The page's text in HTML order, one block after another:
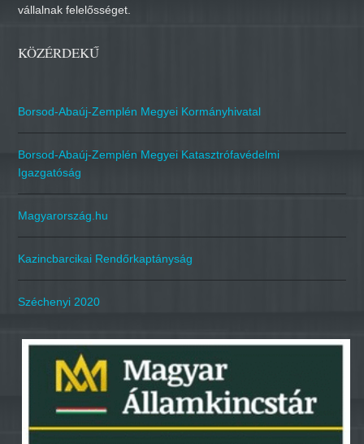
vállalnak felelősséget.
KÖZÉRDEKŰ
Borsod-Abaúj-Zemplén Megyei Kormányhivatal
Borsod-Abaúj-Zemplén Megyei Katasztrófavédelmi
Igazgatóság
Magyarország.hu
Kazincbarcikai Rendőrkaptányság
Széchenyi 2020